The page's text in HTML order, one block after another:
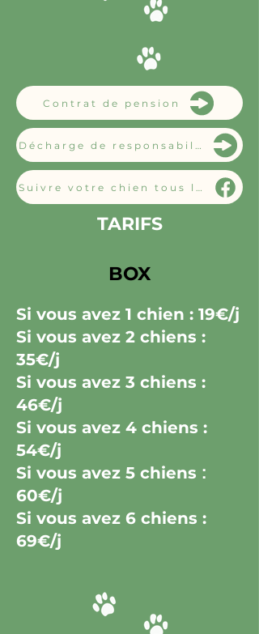
Contrat de pension
TARIFS
BOX
Si vous avez 1 chien : 19€/j
Si vous avez 2 chiens :
35€/j
Si vous avez 3 chiens :
46€/j
Si vous avez 4 chiens :
54€/j
Si vous avez 5 chiens :
60€/j
Si vous avez 6 chiens :
69€/j